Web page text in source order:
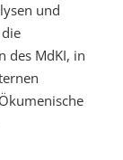
und
des MdKI, in